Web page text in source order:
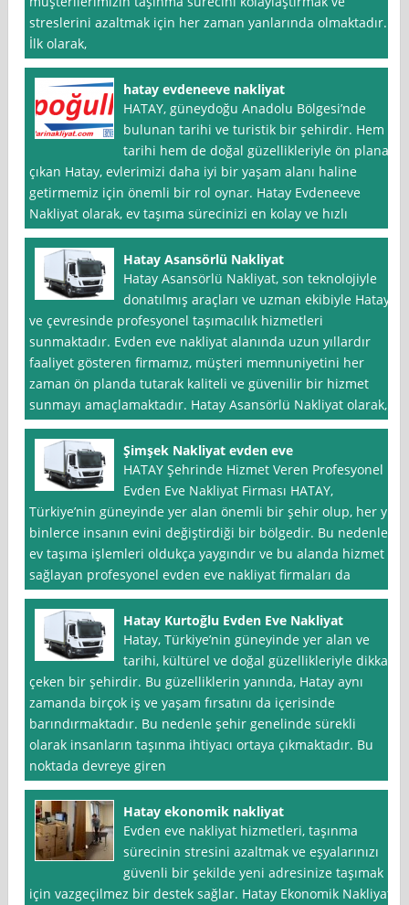
streslerini azaltmak için her zaman yanlarında olmaktadır.
İlk olarak,
hatay evdeneeve nakliyat
HATAY, güneydoğu Anadolu Bölgesi’nde
bulunan tarihi ve turistik bir şehirdir. Hem
tarihi hem de doğal güzellikleriyle ön plana
çıkan Hatay, evlerimizi daha iyi bir yaşam alanı haline
getirmemiz için önemli bir rol oynar. Hatay Evdeneeve
Nakliyat olarak, ev taşıma sürecinizi en kolay ve hızlı
Hatay Asansörlü Nakliyat
Hatay Asansörlü Nakliyat, son teknolojiyle
donatılmış araçları ve uzman ekibiyle Hatay
ve çevresinde profesyonel taşımacılık hizmetleri
sunmaktadır. Evden eve nakliyat alanında uzun yıllardır
faaliyet gösteren firmamız, müşteri memnuniyetini her
zaman ön planda tutarak kaliteli ve güvenilir bir hizmet
sunmayı amaçlamaktadır. Hatay Asansörlü Nakliyat olarak,
Şimşek Nakliyat evden eve
HATAY Şehrinde Hizmet Veren Profesyonel
Evden Eve Nakliyat Firması HATAY,
Türkiye’nin güneyinde yer alan önemli bir şehir olup, her yıl
binlerce insanın evini değiştirdiği bir bölgedir. Bu nedenle,
ev taşıma işlemleri oldukça yaygındır ve bu alanda hizmet
sağlayan profesyonel evden eve nakliyat firmaları da
Hatay Kurtoğlu Evden Eve Nakliyat
Hatay, Türkiye’nin güneyinde yer alan ve
tarihi, kültürel ve doğal güzellikleriyle dikkat
çeken bir şehirdir. Bu güzelliklerin yanında, Hatay aynı
zamanda birçok iş ve yaşam fırsatını da içerisinde
barındırmaktadır. Bu nedenle şehir genelinde sürekli
olarak insanların taşınma ihtiyacı ortaya çıkmaktadır. Bu
noktada devreye giren
Hatay ekonomik nakliyat
Evden eve nakliyat hizmetleri, taşınma
sürecinin stresini azaltmak ve eşyalarınızı
güvenli bir şekilde yeni adresinize taşımak
için vazgeçilmez bir destek sağlar. Hatay Ekonomik Nakliyat